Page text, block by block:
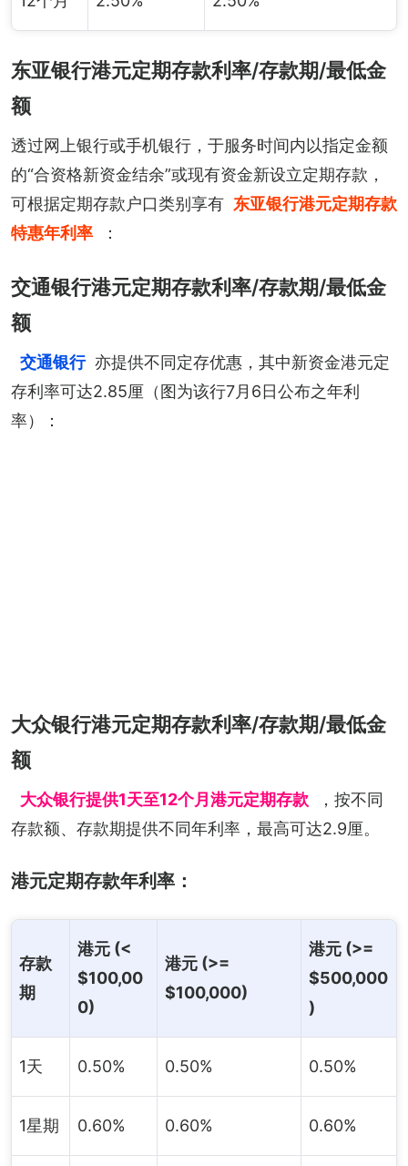
东亚银行港元定期存款利率/存款期/最低金
额
透过网上银行或手机银行，于服务时间内以指定金额
的“合资格新资金结余”或现有资金新设立定期存款，
可根据定期存款户口类别享有 东亚银行港元定期存款
特惠年利率
：
交通银行港元定期存款利率/存款期/最低金
额
交通银行 亦提供不同定存优惠，其中新资金港元定
存利率可达2.85厘（图为该行7月6日公布之年利
率）：
大众银行港元定期存款利率/存款期/最低金
额
大众银行提供1天至12个月港元定期存款
，按不同
存款额、存款期提供不同年利率，最高可达2.9厘。
港元定期存款年利率：
存款
期
港元 (<
$100,00
0)
港元 (>=
$100,000)
港元 (>=
$500,000
)
1天 0.50% 0.50% 0.50%
1星期 0.60% 0.60% 0.60%